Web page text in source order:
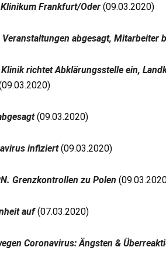
Frankfurt/Oder (09.03.2020)
abgesagt, Mitarbeiter
richtet Abklärungsstelle ein,
(09.03.2020)
infiziert (09.03.2020)
Grenzkontrollen zu Polen
auf(07.03.2020)
Coronavirus: Ängsten &